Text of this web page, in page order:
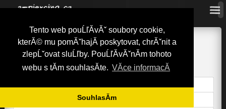
Tento web pouĹľĂ­vĂˇ soubory cookie,
kterĂ© mu pomĂˇhajĂ­ poskytovat, chrĂˇnit a
zlepĹˇovat sluĹľby. PouĹľĂ­vĂˇnĂ­m tohoto
webu s tĂ­m souhlasĂ­te. VĂ­ce informacĂ­
SouhlasĂ­m
a-piercing.cz NĂˇhradnĂ­ dĂ­ly
TYÄŤKY
Podle parametrĹŻ